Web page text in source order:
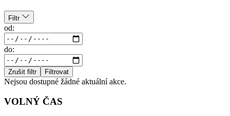
Filtr
od:
do:
Zrušit filtr Filtrovat
Nejsou dostupné žádné aktuální akce.
VOLNÝ ČAS